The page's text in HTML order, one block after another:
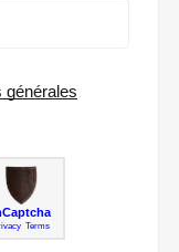
générales